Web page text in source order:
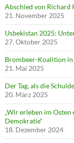
Abschied von Richard
21. November 2025
Usbekistan 2025:
27. Oktober 2025
Brombeer-Koalition in
21. Mai 2025
Der Tag, als die
20. März 2025
„Wir erleben im
Demokratie“
18. Dezember 2024